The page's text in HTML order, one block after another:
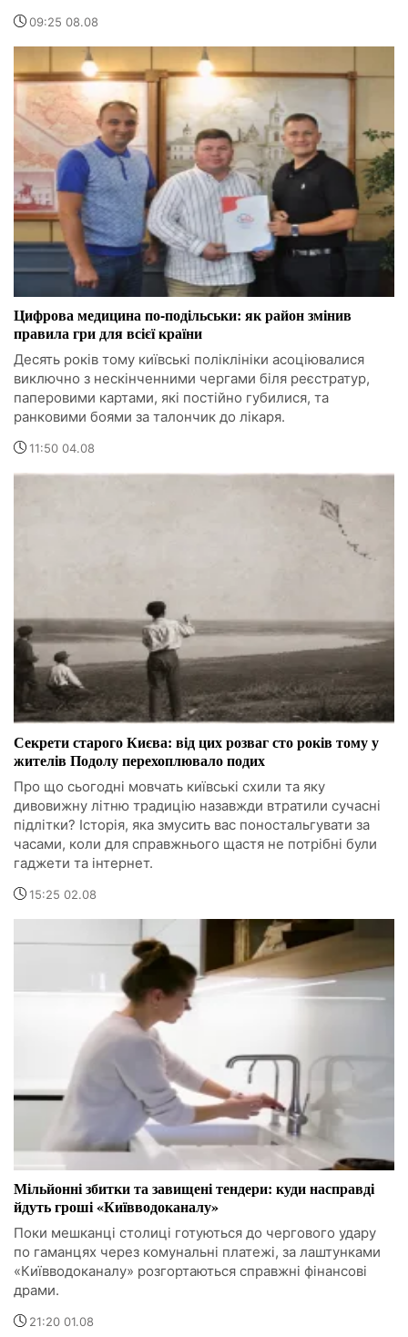
09:25 08.08
Цифрова медицина по-подільськи: як район змінив
правила гри для всієї країни
Десять років тому київські поліклініки асоціювалися
виключно з нескінченними чергами біля реєстратур,
паперовими картами, які постійно губилися, та
ранковими боями за талончик до лікаря.
11:50 04.08
Секрети старого Києва: від цих розваг сто років тому у
жителів Подолу перехоплювало подих
Про що сьогодні мовчать київські схили та яку
дивовижну літню традицію назавжди втратили сучасні
підлітки? Історія, яка змусить вас поностальгувати за
часами, коли для справжнього щастя не потрібні були
гаджети та інтернет.
15:25 02.08
Мільйонні збитки та завищені тендери: куди насправді
йдуть гроші «Київводоканалу»
Поки мешканці столиці готуються до чергового удару
по гаманцях через комунальні платежі, за лаштунками
«Київводоканалу» розгортаються справжні фінансові
драми.
21:20 01.08